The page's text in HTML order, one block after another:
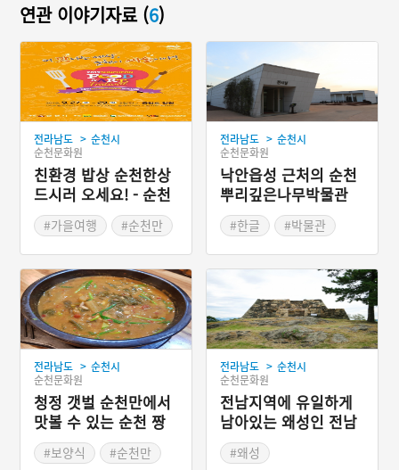
연관 이야기자료 (6)
전라남도 > 순천시
순천문화원
친환경 밥상 순천한상
드시러 오세요! - 순천
푸드ㆍ아트 페스티벌
#가을여행
#순천만
#순천 향토음식
전라남도 > 순천시
순천문화원
낙안읍성 근처의 순천
뿌리깊은나무박물관
#한글
#박물관
전라남도 > 순천시
순천문화원
청정 갯벌 순천만에서
맛볼 수 있는 순천 짱
뚱어탕
#보양식
#순천만
전라남도 > 순천시
순천문화원
전남지역에 유일하게
남아있는 왜성인 전남
순천의 순천왜성
#왜성